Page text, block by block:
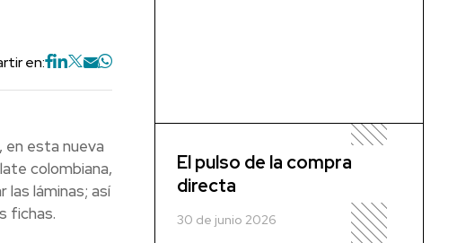
en:
en esta nueva
colombiana,
las láminas; así
fichas.
El pulso de la compra
directa
30 de junio 2026